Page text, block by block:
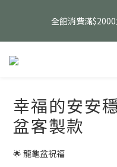
全館消費滿$2000
父親節活動｜指定品項任選
幸福的安安
盆客製款
🌟 龍龜盆祝福